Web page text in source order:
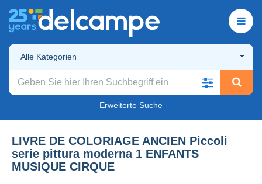
Alle Kategorien
Erweiterte Suche
LIVRE DE COLORIAGE ANCIEN Piccoli
serie pittura moderna 1 ENFANTS
MUSIQUE CIRQUE